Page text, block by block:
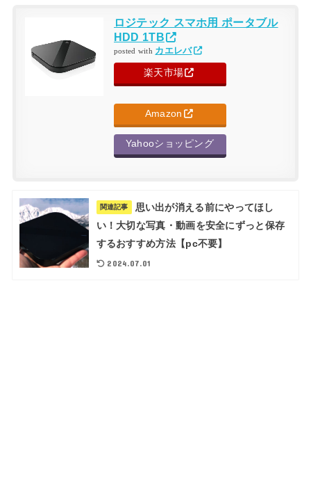
ロジテック スマホ用 ポータブル
HDD 1TB
posted with カエレバ
楽天市場
Amazon
Yahooショッピング
関連記事
思い出が消える前にやってほし
い！大切な写真・動画を安全にずっと保存
するおすすめ方法【pc不要】
2024.07.01